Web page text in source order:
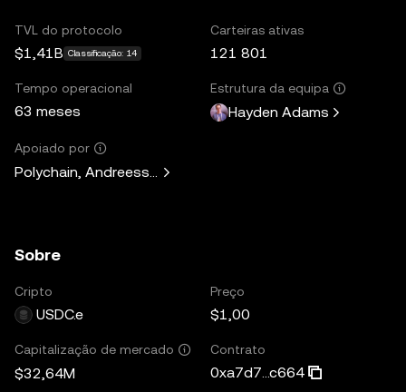
TVL do protocolo
$1,41B Classificação: 14
Carteiras ativas
121 801
Tempo operacional
63 meses
Estrutura da equipa
Hayden Adams
Apoiado por
Polychain, Andreessen Horowitz, Paradigm, Variant Fund,
Sobre
Cripto
USDC.e
Preço
$1,00
Capitalização de mercado
$32,64M
Contrato
0xa7d7...c664